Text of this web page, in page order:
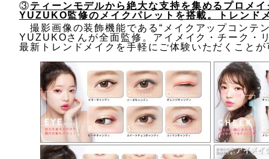
③ティーンモデルから絶大な支持を集めるプロメ
YUZUKO監修のメイクパレットを搭載。トレンド
撮影画像の装飾機能である“メイクアップコンテ
YUZUKOさんが全面監修。アイメイク・チーク・
最新トレンドメイクを手軽にご体験いただくこと